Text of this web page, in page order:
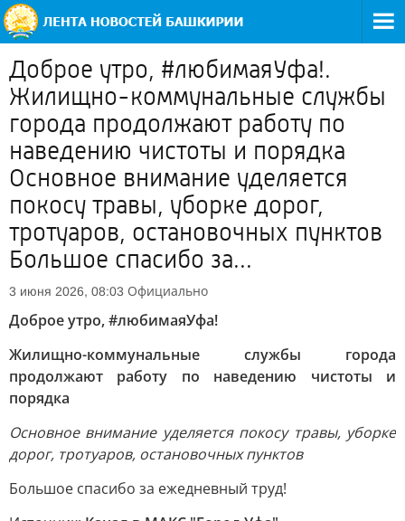
Доброе утро, #любимаяУфа!.
Жилищно-коммунальные службы
города продолжают работу по
наведению чистоты и порядка
Основное внимание уделяется
покосу травы, уборке дорог,
тротуаров, остановочных пунктов
Большое спасибо за...
3 июня 2026, 08:03 Официально
Доброе утро, #любимаяУфа!
Жилищно-коммунальные службы города
продолжают работу по наведению чистоты и
порядка
Основное внимание уделяется покосу травы, уборке
дорог, тротуаров, остановочных пунктов
Большое спасибо за ежедневный труд!